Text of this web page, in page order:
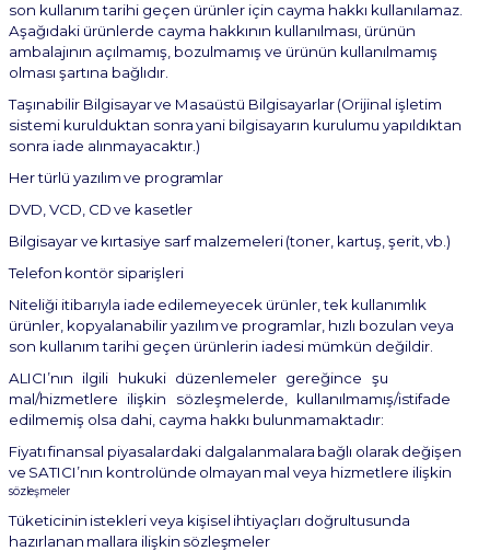
son kullanım tarihi geçen ürünler için cayma hakkı kullanılamaz.
Aşağıdaki ürünlerde cayma hakkının kullanılması, ürünün
ambalajının açılmamış, bozulmamış ve ürünün kullanılmamış
olması şartına bağlıdır.
Taşınabilir Bilgisayarve Masaüstü Bilgisayarlar(Orijinal işletim
sistemi kurulduktan sonra yani bilgisayarın kurulumu yapıldıktan
sonra iade alınmayacaktır.)
Hertürlü yazılım ve programlar
DVD, VCD, CD ve kasetler
Bilgisayarve kırtasiye sarf malzemeleri (toner, kartuş, şerit, vb.)
Telefon kontör siparişleri
Niteliği itibarıyla iade edilemeyecek ürünler, tek kullanımlık
ürünler, kopyalanabiliryazılım ve programlar, hızlı bozulan veya
son kullanım tarihi geçen ürünlerin iadesi mümkün değildir.
ALICI’nın
ilgili hukuki düzenlemeler gereğince
şu
mal/hizmetlere
ilişkin sözleşmelerde,
kullanılmamış/istifade
edilmemiş olsa dahi, cayma hakkı bulunmamaktadır:
Fiyatı finansal piyasalardaki dalgalanmalara bağlı olarak değişen
ve SATICI’nın kontrolünde olmayan mal veya hizmetlere ilişkin
sözleşmeler
Tüketicinin istekleriveya kişisel ihtiyaçları doğrultusunda
hazırlanan mallara ilişkin sözleşmeler